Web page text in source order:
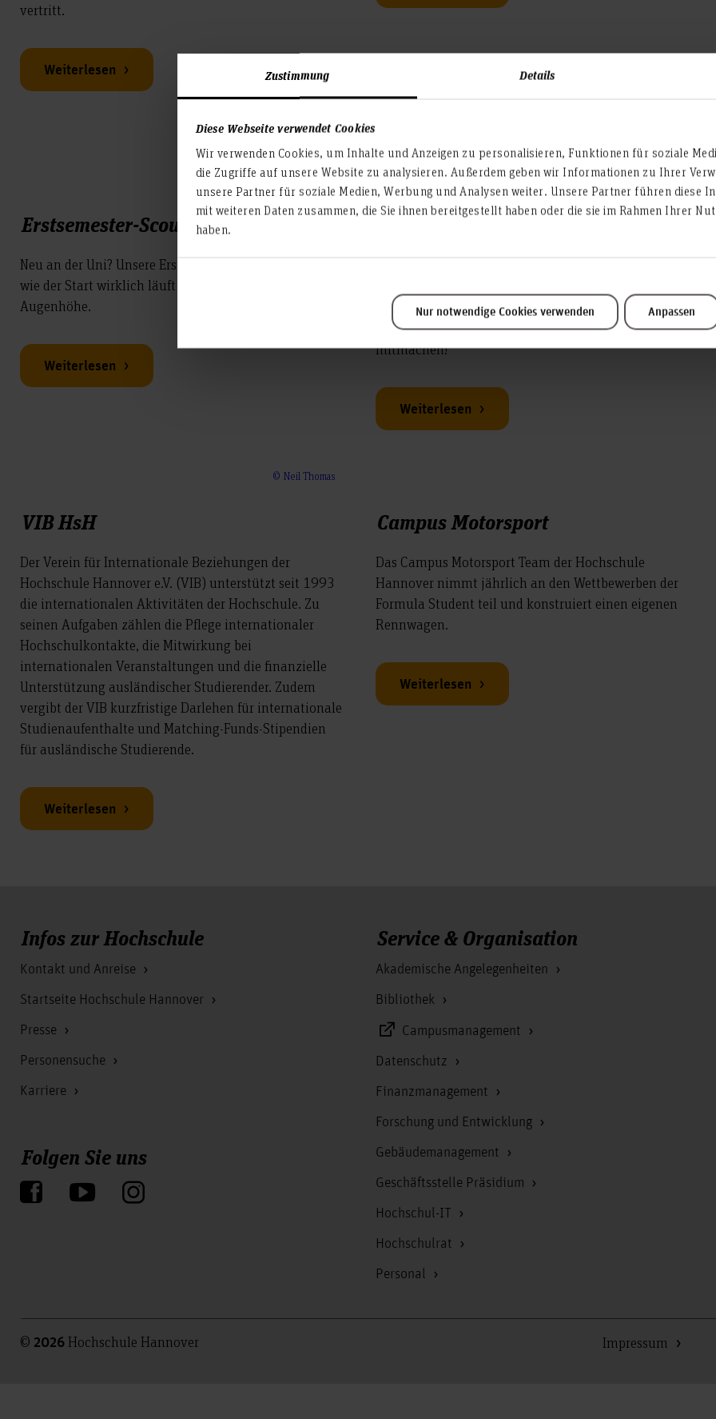
Zustimmung Details
Diese Webseite verwendet Cookies
Wir verwenden Cookies, um Inhalte und Anzeigen zu personalisieren, Funktionen für soziale
die Zugriffe auf unsere Website zu analysieren. Außerdem geben wir Informationen zu Ihrer
unsere Partner für soziale Medien, Werbung und Analysen weiter. Unsere Partner führen diese
mit weiteren Daten zusammen, die Sie ihnen bereitgestellt haben oder die sie im Rahmen Ihrer
haben.
Nur notwendige Cookies verwenden Anpassen
vertritt.
Weiterlesen
Erstsemester-Scouting
Neu an der Uni? Unsere Erstsemester-Scouts zeigen dir,
wie der Start wirklich läuft – persönlich, direkt und auf
Augenhöhe.
Weiterlesen
Förderverein
Unterstützung, Netzwerke und spannende Projekte für
Studierende und Alumni. Jetzt entdecken und
mitmachen!
Weiterlesen
© Neil Thomas
VIB HsH
​Der Verein für Internationale Beziehungen der
Hochschule Hannover e.V. (VIB) unterstützt seit 1993
die internationalen Aktivitäten der Hochschule. Zu
seinen Aufgaben zählen die Pflege internationaler
Hochschulkontakte, die Mitwirkung bei
internationalen Veranstaltungen und die finanzielle
Unterstützung ausländischer Studierender. Zudem
vergibt der VIB kurzfristige Darlehen für internationale
Studienaufenthalte und Matching-Funds-Stipendien
für ausländische Studierende.
Weiterlesen
Campus Motorsport
Das Campus Motorsport Team der Hochschule
Hannover nimmt jährlich an den Wettbewerben der
Formula Student teil und konstruiert einen eigenen
Rennwagen.
Weiterlesen
Infos zur Hochschule
Kontakt und Anreise
Startseite Hochschule Hannover
Presse
Personensuche
Karriere
Folgen Sie uns
Service & Organisation
Akademische Angelegenheiten
Bibliothek
Campusmanagement
Datenschutz
Finanzmanagement
Forschung und Entwicklung
Gebäudemanagement
Geschäftsstelle Präsidium
Hochschul-IT
Hochschulrat
Personal
© 2026 Hochschule Hannover Impressum